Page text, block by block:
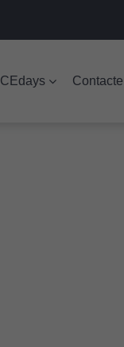
ICEdays Contacte